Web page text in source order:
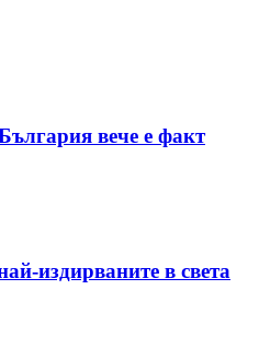
вече е факт
издирваните в света